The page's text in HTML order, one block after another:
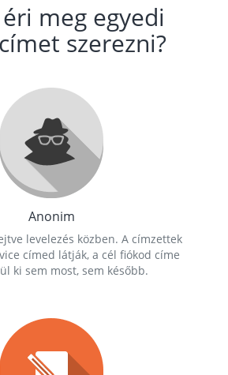
meg egyedi
szerezni?
Anonim
levelezés közben. A címzettek
címed látják, a cél fiókod címe
ki sem most, sem később.